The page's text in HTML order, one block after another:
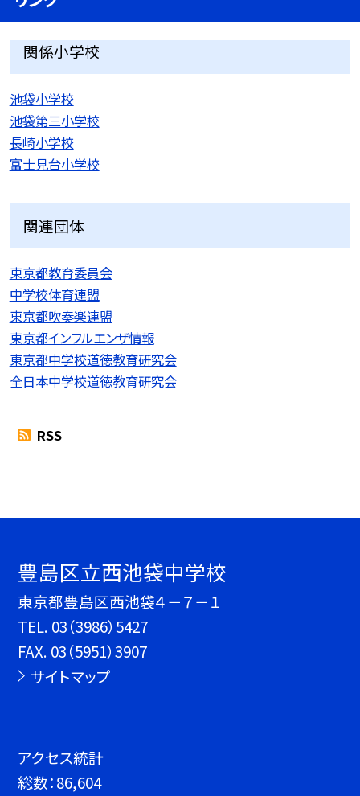
関係小学校
池袋小学校
池袋第三小学校
長崎小学校
富士見台小学校
関連団体
東京都教育委員会
中学校体育連盟
東京都吹奏楽連盟
東京都インフルエンザ情報
東京都中学校道徳教育研究会
全日本中学校道徳教育研究会
RSS
豊島区立西池袋中学校
東京都豊島区西池袋４－７－１
TEL. 03（3986）5427
FAX. 03（5951）3907
サイトマップ
アクセス統計
総数：86,604